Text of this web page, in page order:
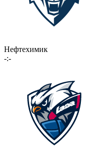
Нефтехимик
-:-